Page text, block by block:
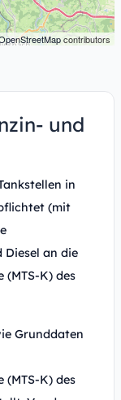
contributors
und
in
(mit
Diesel an die
K) des
Grunddaten
K) des